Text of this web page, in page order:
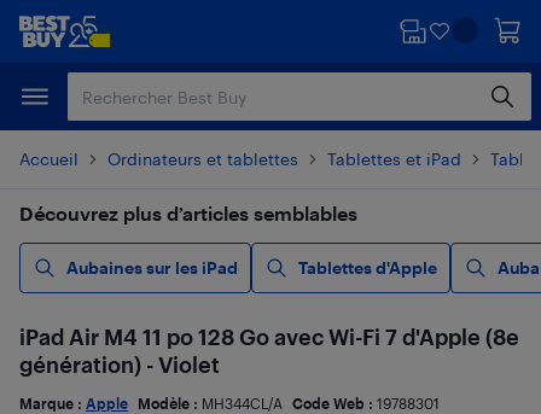
Passer
principal
Passer
Accueil Ordinateurs et tablettes Tablettes et iPad
Découvrez plus d’articles semblables
Aubaines sur les iPad Tablettes d'Apple
iPad Air M4 11 po 128 Go avec Wi-Fi 7 d'Apple (8e
génération) - Violet
Marque : Apple Modèle : MH344CL/A Code Web : 19788301